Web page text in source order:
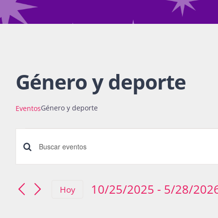
Género y deporte
EventosGénero y deporte
Eventos
Búsqueda
y
Introduce
palabra
Hoy 10/25/2025 - 5/28/